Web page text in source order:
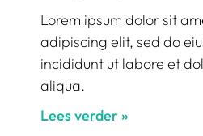
Lorem ipsum dolor sit
adipiscing elit, sed do
incididunt ut labore et
aliqua.
Lees verder »